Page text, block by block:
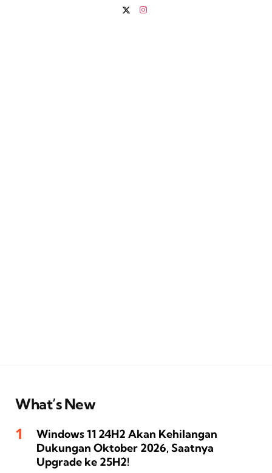
What’s New
Windows 11 24H2 Akan Kehilangan
Dukungan Oktober 2026, Saatnya
Upgrade ke 25H2!